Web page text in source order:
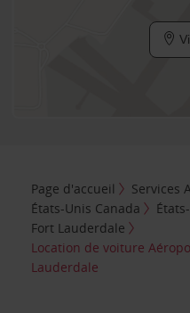
Page d'accueil Services
États-Unis Canada
Fort Lauderdale
Location de voiture
Lauderdale